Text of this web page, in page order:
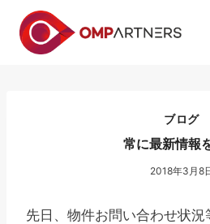
ブログ
常に最新情報
2018年3月8
先日、物件お問い合わせ状